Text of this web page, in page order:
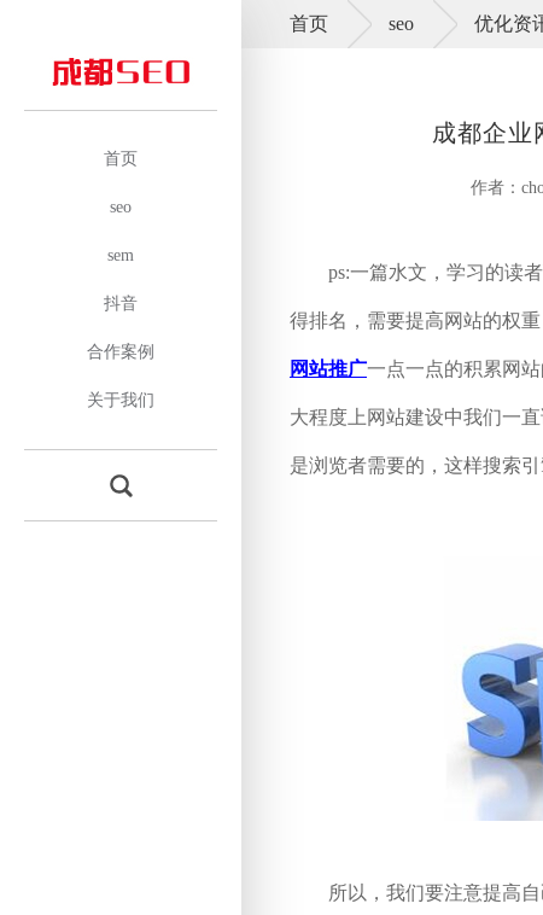
首页
seo
sem
抖音
合作案例
关于我们
首页 seo 优化资
成都企
作者：
ps:一篇水文，学习的读者
得排名，需要提高网站的权
网站推广一点一点的积累网
大程度上网站建设中我们一
是浏览者需要的，这样搜索
所以，我们要注意提高自